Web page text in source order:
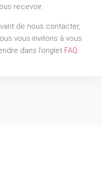
recevoir.
de nous contacter,
vous invitons à vous
dans l’onglet FAQ.